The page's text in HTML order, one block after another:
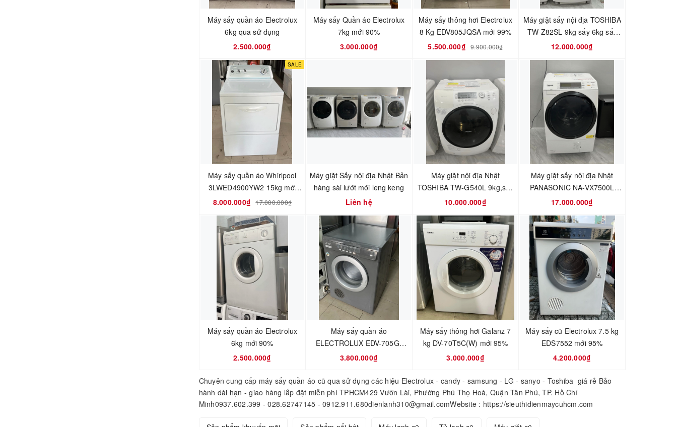
Máy sấy quần áo Electrolux
6kg qua sử dụng
2.500.000₫
Máy sấy Quần áo Electrolux
7kg mới 90%
3.000.000₫
Máy sấy thông hơi Electrolux
8 Kg EDV805JQSA mới 99%
5.500.000₫ 9.900.000₫
Máy giặt sấy nội địa TOSHIBA
TW-Z82SL 9kg sấy 6kg sấy
Block mới 95%
12.000.000₫
SALE
Máy sấy quần áo Whirlpool
3LWED4900YW2 15kg mới
95%
8.000.000₫ 17.000.000₫
Máy giặt Sấy nội địa Nhật Bản
hàng sài lướt mới leng keng
Liên hệ
Máy giặt nội địa Nhật
TOSHIBA TW-G540L 9kg,sấy
6kg Tiết kiệm điện mới 95%
10.000.000₫
Máy giặt sấy nội địa Nhật
PANASONIC NA-VX7500L
GIẶT 10Kg sấy 6kg Hàng Sài
17.000.000₫
Máy sấy quần áo Electrolux
6kg mới 90%
2.500.000₫
Máy sấy quần áo
ELECTROLUX EDV-705G-
7KG mới 95%
3.800.000₫
Máy sấy thông hơi Galanz 7
kg DV-70T5C(W) mới 95%
3.000.000₫
Máy sấy cũ Electrolux 7.5 kg
EDS7552 mới 95%
4.200.000₫
Chuyên cung cấp máy sấy quần áo cũ qua sử dụng các hiệu Electrolux - candy - samsung - LG - sanyo - Toshiba giá rẻ Bảo
hành dài hạn - giao hàng lắp đặt miễn phí TPHCM429 Vườn Lài, Phường Phú Thọ Hoà, Quận Tân Phú, TP. Hồ Chí
Minh0937.602.399 - 028.62747145 - 0912.911.680dienlanh310@gmail.comWebsite : https://sieuthidienmaycuhcm.com